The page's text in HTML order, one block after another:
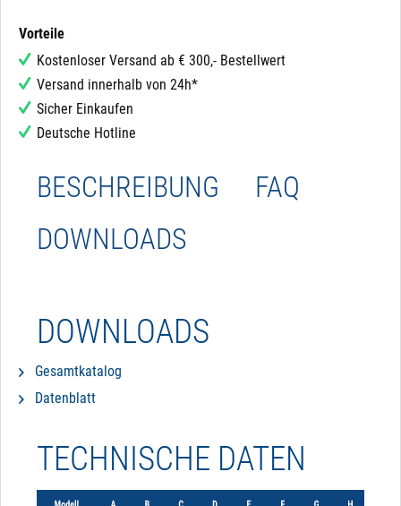
Vorteile
Kostenloser Versand ab € 300,- Bestellwert
Versand innerhalb von 24h*
Sicher Einkaufen
Deutsche Hotline
BESCHREIBUNG
FAQ
DOWNLOADS
DOWNLOADS
Gesamtkatalog
Datenblatt
TECHNISCHE DATEN